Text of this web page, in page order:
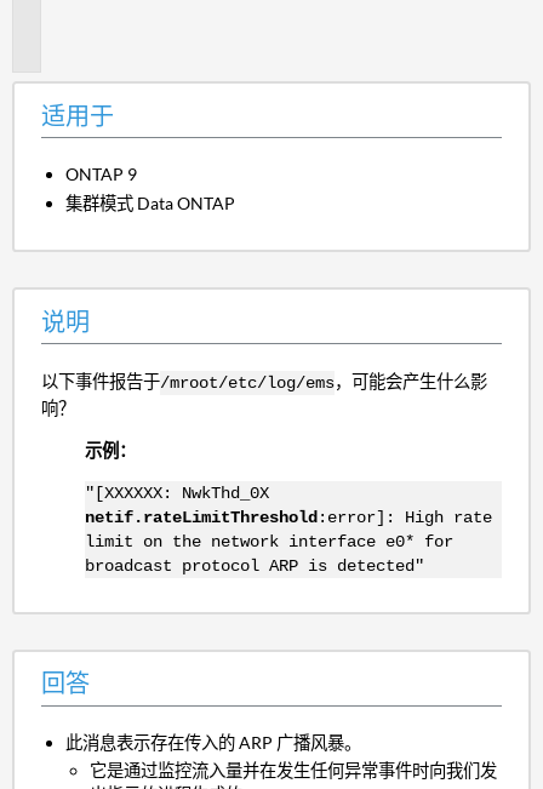
适用于
ONTAP 9
集群模式 Data ONTAP
说明
以下事件报告于/mroot/etc/log/ems，可能会产生什么影
响？
示例：
"[XXXXXX: NwkThd_0X
netif.rateLimitThreshold:error]: High rate
limit on the network interface e0* for
broadcast protocol ARP is detected"
回答
此消息表示存在传入的 ARP 广播风暴。
它是通过监控流入量并在发生任何异常事件时向我们发